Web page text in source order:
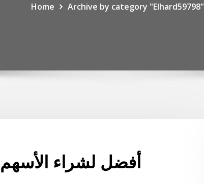
Home Archive by category "Elhard59798"
أفضل لشراء